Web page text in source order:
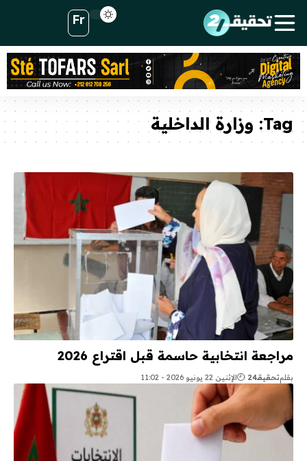
Fr
Tag: وزارة الداخلية
مراجعة انتخابية حاسمة قبل اقتراع 2026
بقلمتحقيقـ24 الإثنين 22 يونيو 2026 - 11:02